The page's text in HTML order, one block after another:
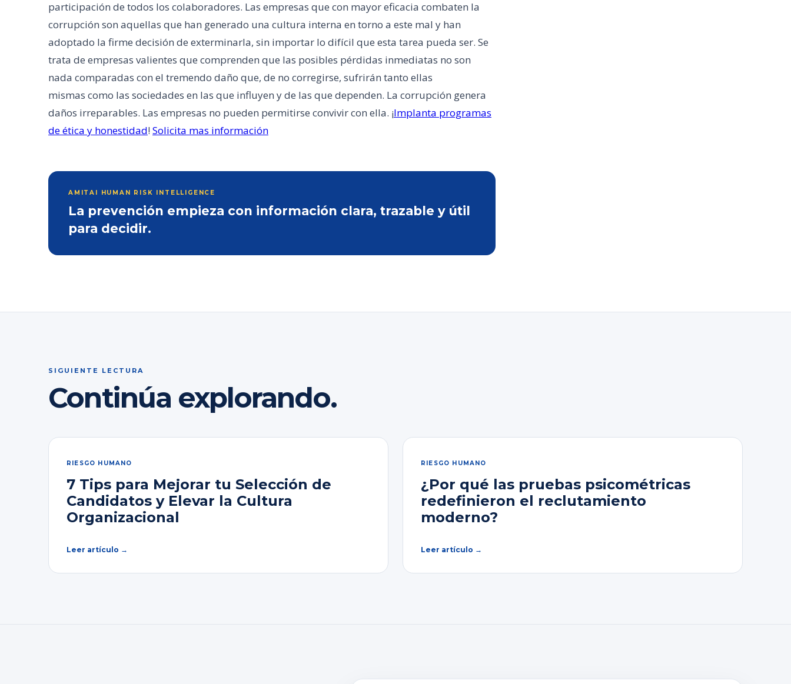
participación de todos los colaboradores. Las empresas que con mayor eficacia combaten la
corrupción son aquellas que han generado una cultura interna en torno a este mal y han
adoptado la firme decisión de exterminarla, sin importar lo difícil que esta tarea pueda ser. Se
trata de empresas valientes que comprenden que las posibles pérdidas inmediatas no son
nada comparadas con el tremendo daño que, de no corregirse, sufrirán tanto ellas
mismas como las sociedades en las que influyen y de las que dependen. La corrupción genera
daños irreparables. Las empresas no pueden permitirse convivir con ella. ¡Implanta programas
de ética y honestidad! Solicita mas información
AMITAI HUMAN RISK INTELLIGENCE
La prevención empieza con información clara, trazable y útil
para decidir.
SIGUIENTE LECTURA
Continúa explorando.
RIESGO HUMANO
7 Tips para Mejorar tu Selección de
Candidatos y Elevar la Cultura
Organizacional
Leer artículo →
RIESGO HUMANO
¿Por qué las pruebas psicométricas
redefinieron el reclutamiento
moderno?
Leer artículo →